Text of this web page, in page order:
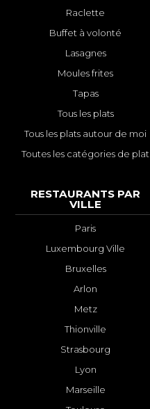
Raclette
Buffet à volonté
Lasagnes
Moules frites
Tapas
Tous les plats
Tous les plats autour de moi
Toutes les catégories de plat
RESTAURANTS PAR
VILLE
Paris
Luxembourg Ville
Bruxelles
Arlon
Metz
Thionville
Strasbourg
Lyon
Marseille